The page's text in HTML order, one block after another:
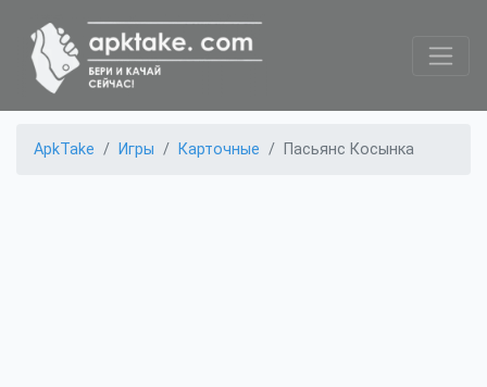
ApkTake Игры Карточные Пасьянс Косынка